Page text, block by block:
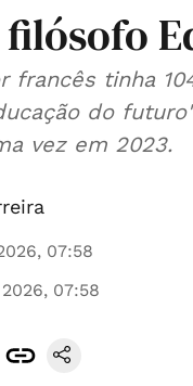
francês tinha
do
vez em 2023.
07:58
07:58